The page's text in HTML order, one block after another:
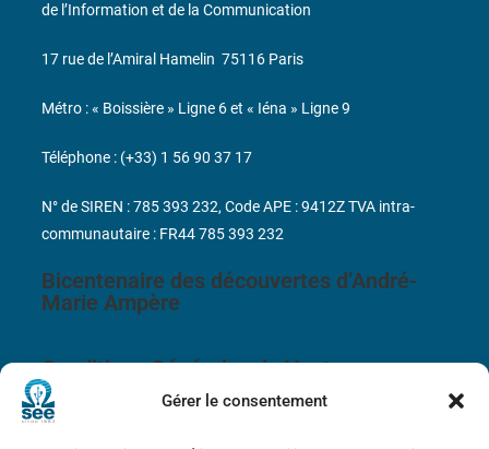
Gérer le consentement
Bicentenaire des découvertes d’André-
Marie Ampère
Conditions Générales de Vente
de l’Information et de la Communication
17 rue de l’Amiral Hamelin 75116 Paris
Métro : « Boissière » Ligne 6 et « Iéna » Ligne 9
Téléphone : (+33) 1 56 90 37 17
N° de SIREN : 785 393 232, Code APE : 9412Z TVA intra-
communautaire : FR44 785 393 232